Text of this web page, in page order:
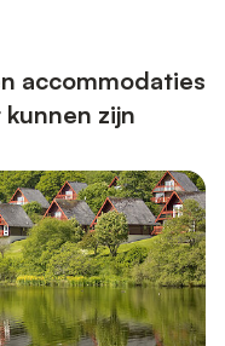
accommodaties
zijn